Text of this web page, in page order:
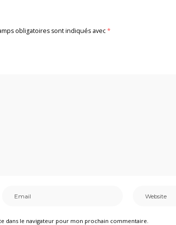
obligatoires sont indiqués avec*
dans le navigateur pour mon prochain commentaire.